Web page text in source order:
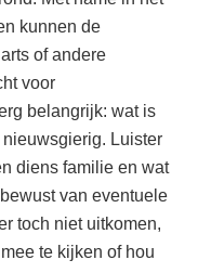
kunnen de
of andere
voor
belangrijk: wat is
Luister
diens familie en wat
van eventuele
toch niet uitkomen,
te kijken of hou